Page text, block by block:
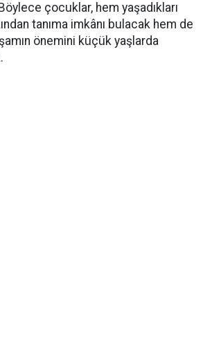
çocuklar, hem yaşadıkları
tanıma imkânı bulacak hem de
önemini küçük yaşlarda